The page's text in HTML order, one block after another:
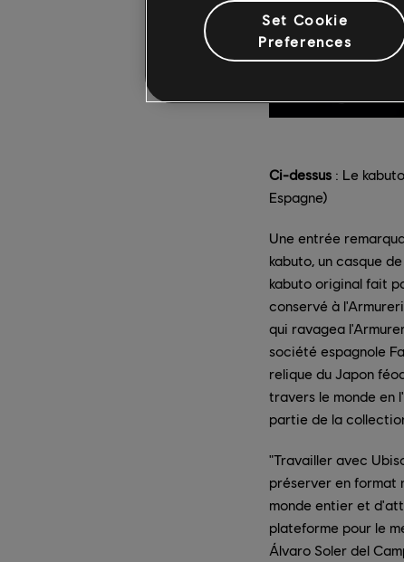
Ci-dessus : Le
Espagne)
Une entrée
kabuto, un casque
kabuto original fait
conservé à
qui ravagea
société espagnole
relique du Japon
travers le monde en
partie de la
"Travailler avec
préserver en format
monde entier et
plateforme pour le
Álvaro Soler del
Set Cookie
Preferences